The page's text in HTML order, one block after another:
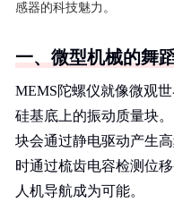
感器的科技魅力。
一、微型机械的舞
MEMS陀螺仪就像微观
硅基底上的振动质量块
块会通过静电驱动产生
时通过梳齿电容检测位
人机导航成为可能。